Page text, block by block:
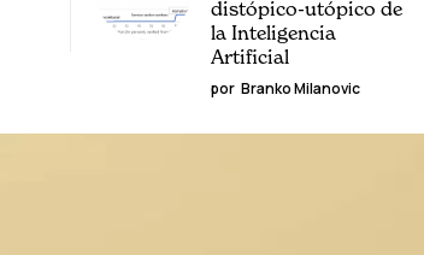
distópico-utópico de
la Inteligencia
Artificial
por Branko Milanovic